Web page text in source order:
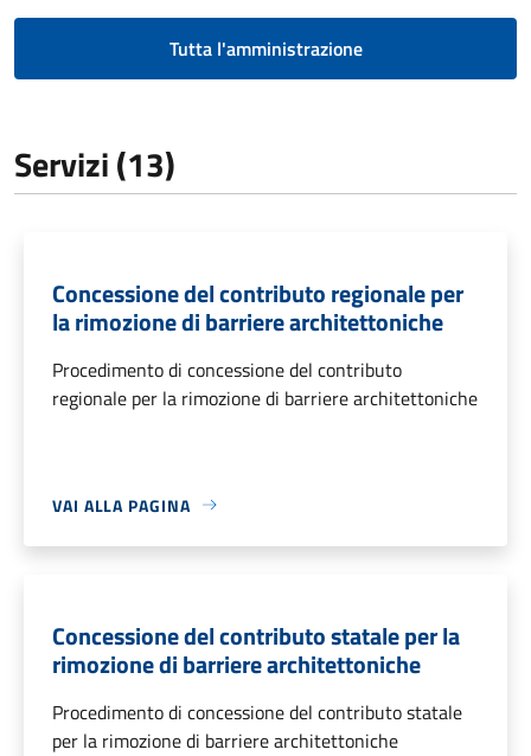
Tutta l'amministrazione
Servizi (13)
Concessione del contributo regionale per
la rimozione di barriere architettoniche
Procedimento di concessione del contributo
regionale per la rimozione di barriere architettoniche
VAI ALLA PAGINA
Concessione del contributo statale per la
rimozione di barriere architettoniche
Procedimento di concessione del contributo statale
per la rimozione di barriere architettoniche